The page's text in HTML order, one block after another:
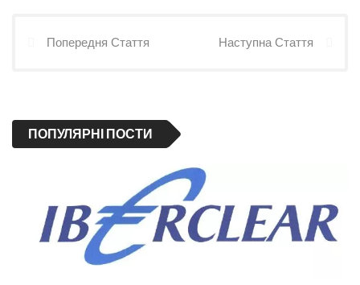
Попередня Стаття Наступна Стаття
ПОПУЛЯРНІ ПОСТИ